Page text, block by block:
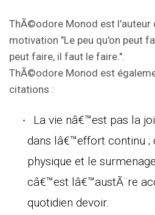
ThÃ©odore Monod est l'auteur
motivation "Le peu qu'on peut
peut faire, il faut le faire.".
ThÃ©odore Monod est
citations :
La vie nâ€™est pas la
dans lâ€™effort continu
physique et le
câ€™est lâ€™austÃ¨re
quotidien devoir.